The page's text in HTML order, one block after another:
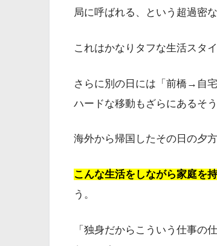
局に呼ばれる、という超過密な
これはかなりタフな生活スタ
さらに別の日には「前橋→自
ハードな移動もざらにあるそう
海外から帰国したその日の夕
こんな生活をしながら家庭を
う。
「独身だからこういう仕事の